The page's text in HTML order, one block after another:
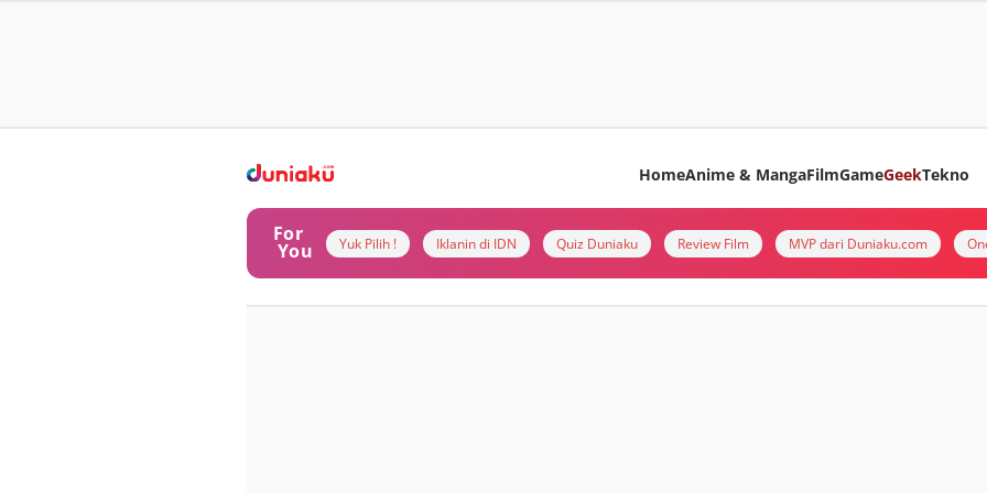
HomeAnime & MangaFilmGameGeekTekno
For
You Yuk Pilih ! Iklanin di IDN Quiz Duniaku Review Film MVP dari Duniaku.com